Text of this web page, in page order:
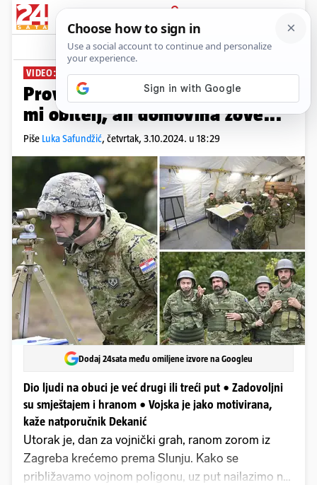
PRIJAVA
News Komentari
VIDEO: REPORTAŽA IZ SLUNJA PLUS+
Proveli smo dan u vojarni: 'Fali
mi obitelj, ali domovina zove...'
Piše Luka Safundžić, četvrtak, 3.10.2024. u 18:29
Dodaj 24sata među omiljene izvore na Googleu
Dio ljudi na obuci je već drugi ili treći put • Zadovoljni
su smještajem i hranom • Vojska je jako motivirana,
kaže natporučnik Dekanić
Utorak je, dan za vojnički grah, ranom zorom iz
Zagreba krećemo prema Slunju. Kako se
približavamo vojnom poligonu, uz put nailazimo na